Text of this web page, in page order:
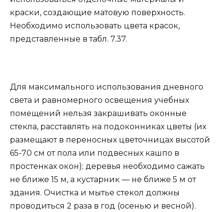
краски, создающие матовую поверхность.
Необходимо использовать цвета красок,
представленные в табл. 7.37.
Для максимального использования дневного
света и равномерного освещения учебных
помещений нельзя закрашивать оконные
стекла, расставлять на подоконниках цветы (их
размещают в переносных цветочницах высотой
65-70 см от пола или подвесных кашпо в
простенках окон); деревья необходимо сажать
не ближе 15 м, а кустарник — не ближе 5 м от
здания. Очистка и мытье стекол должны
проводиться 2 раза в год (осенью и весной).